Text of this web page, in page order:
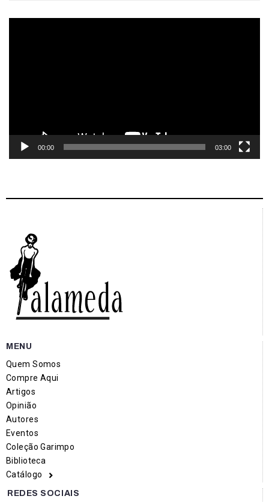
00:00 03:00
MENU
Quem Somos
Compre Aqui
Artigos
Opinião
Autores
Eventos
Coleção Garimpo
Biblioteca
Catálogo
REDES SOCIAIS